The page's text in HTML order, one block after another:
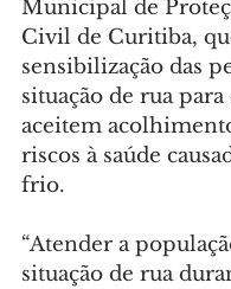
Municipal de
Civil de Curitiba,
sensibilização das
situação de rua para
aceitem
riscos à saúde
frio.
“Atender a
situação de rua